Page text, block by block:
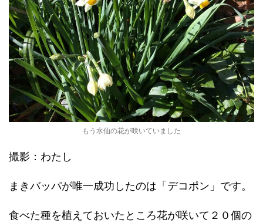
もう水仙の花が咲いていました
撮影：わたし
まきバッパが唯一成功したのは「デコポン」です。
食べた種を植えておいたところ花が咲いて２０個の